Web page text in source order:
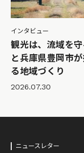
インタビュー
観光は、流域を
と兵庫県豊岡市
る地域づくり
2026.07.30
ニュースレター